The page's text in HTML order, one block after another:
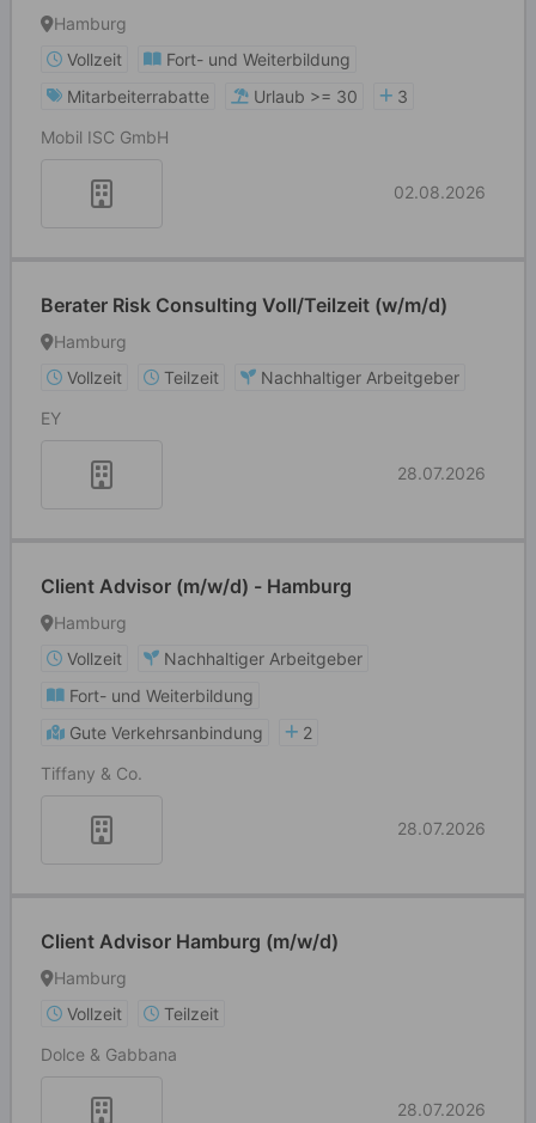
Hamburg
Vollzeit
Fort- und Weiterbildung
Mitarbeiterrabatte
Urlaub >= 30
3
Mobil ISC GmbH
02.08.2026
Berater Risk Consulting Voll/Teilzeit (w/m/d)
Hamburg
Vollzeit
Teilzeit
Nachhaltiger Arbeitgeber
EY
28.07.2026
Client Advisor (m/w/d) - Hamburg
Hamburg
Vollzeit
Nachhaltiger Arbeitgeber
Fort- und Weiterbildung
Gute Verkehrsanbindung
2
Tiffany & Co.
28.07.2026
Client Advisor Hamburg (m/w/d)
Hamburg
Vollzeit
Teilzeit
Dolce & Gabbana
28.07.2026